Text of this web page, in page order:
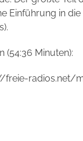
Einführung in
(54:36 Minuten):
freie-radios.net/